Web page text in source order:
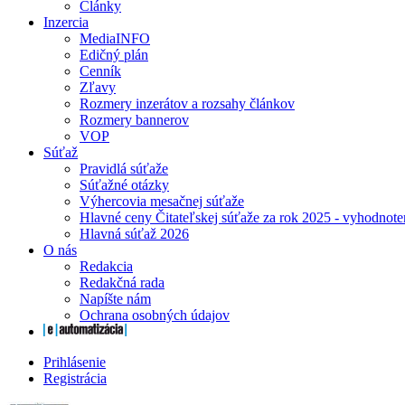
Články
Inzercia
MediaINFO
Edičný plán
Cenník
Zľavy
Rozmery inzerátov a rozsahy článkov
Rozmery bannerov
VOP
Súťaž
Pravidlá súťaže
Súťažné otázky
Výhercovia mesačnej súťaže
Hlavné ceny Čitateľskej súťaže za rok 2025 -
Hlavná súťaž 2026
O nás
Redakcia
Redakčná rada
Napíšte nám
Ochrana osobných údajov
Prihlásenie
Registrácia